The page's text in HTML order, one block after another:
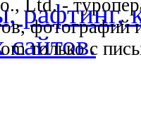
Ltd. -
только с